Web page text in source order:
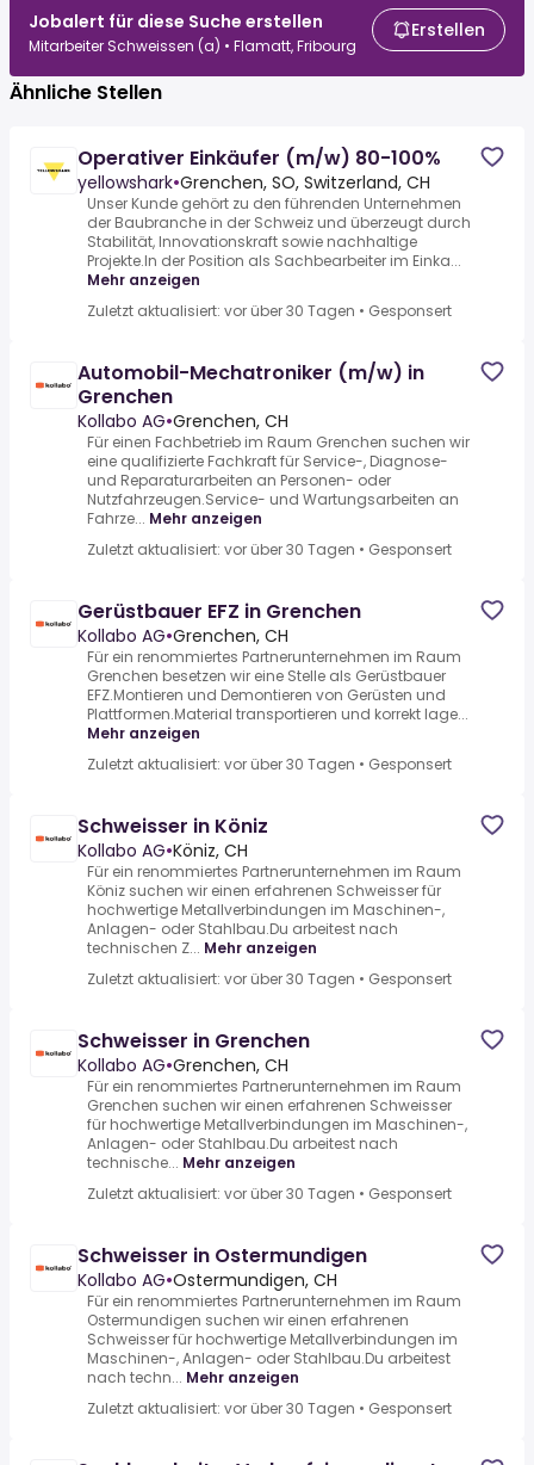
Jobalert für diese Suche erstellen
Mitarbeiter Schweissen (a) • Flamatt, Fribourg
Erstellen
Ähnliche Stellen
Operativer Einkäufer (m/w) 80-100%
yellowshark•Grenchen, SO, Switzerland, CH
Unser Kunde gehört zu den führenden Unternehmen
der Baubranche in der Schweiz und überzeugt durch
Stabilität, Innovationskraft sowie nachhaltige
Projekte.In der Position als Sachbearbeiter im Einka...
Mehr anzeigen
Zuletzt aktualisiert: vor über 30 Tagen • Gesponsert
Automobil-Mechatroniker (m/w) in
Grenchen
Kollabo AG•Grenchen, CH
Für einen Fachbetrieb im Raum Grenchen suchen wir
eine qualifizierte Fachkraft für Service-, Diagnose-
und Reparaturarbeiten an Personen- oder
Nutzfahrzeugen.Service- und Wartungsarbeiten an
Fahrze... Mehr anzeigen
Zuletzt aktualisiert: vor über 30 Tagen • Gesponsert
Gerüstbauer EFZ in Grenchen
Kollabo AG•Grenchen, CH
Für ein renommiertes Partnerunternehmen im Raum
Grenchen besetzen wir eine Stelle als Gerüstbauer
EFZ.Montieren und Demontieren von Gerüsten und
Plattformen.Material transportieren und korrekt lage...
Mehr anzeigen
Zuletzt aktualisiert: vor über 30 Tagen • Gesponsert
Schweisser in Köniz
Kollabo AG•Köniz, CH
Für ein renommiertes Partnerunternehmen im Raum
Köniz suchen wir einen erfahrenen Schweisser für
hochwertige Metallverbindungen im Maschinen-,
Anlagen- oder Stahlbau.Du arbeitest nach
technischen Z... Mehr anzeigen
Zuletzt aktualisiert: vor über 30 Tagen • Gesponsert
Schweisser in Grenchen
Kollabo AG•Grenchen, CH
Für ein renommiertes Partnerunternehmen im Raum
Grenchen suchen wir einen erfahrenen Schweisser
für hochwertige Metallverbindungen im Maschinen-,
Anlagen- oder Stahlbau.Du arbeitest nach
technische... Mehr anzeigen
Zuletzt aktualisiert: vor über 30 Tagen • Gesponsert
Schweisser in Ostermundigen
Kollabo AG•Ostermundigen, CH
Für ein renommiertes Partnerunternehmen im Raum
Ostermundigen suchen wir einen erfahrenen
Schweisser für hochwertige Metallverbindungen im
Maschinen-, Anlagen- oder Stahlbau.Du arbeitest
nach techn... Mehr anzeigen
Zuletzt aktualisiert: vor über 30 Tagen • Gesponsert